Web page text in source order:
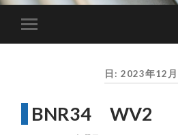
mobile
日:2023年12
BNR34 WV2